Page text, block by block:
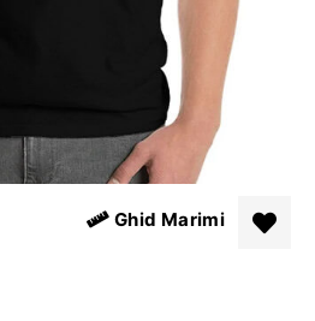
Ghid Marimi